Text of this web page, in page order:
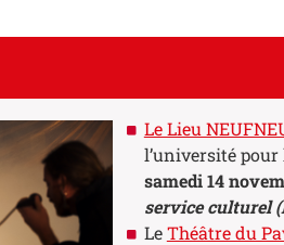
Le Lieu
l’université pour
samedi 14
service culturel
LeThéâtre du